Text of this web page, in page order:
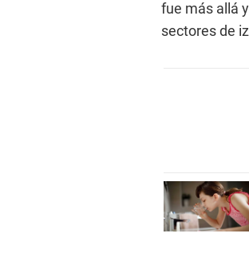
fue más allá
sectores de